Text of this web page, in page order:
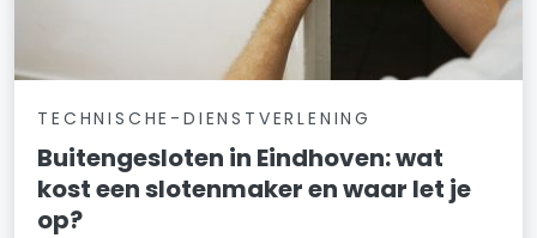
TECHNISCHE-DIENSTVERLENING
Buitengesloten in Eindhoven: wat
kost een slotenmaker en waar let je
op?